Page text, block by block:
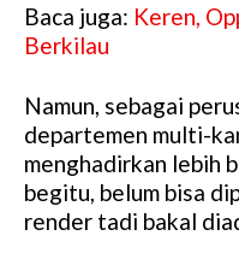
Baca juga: Keren,
Berkilau
Namun, sebagai
departemen multi-
menghadirkan lebih
begitu, belum bisa
render tadi bakal